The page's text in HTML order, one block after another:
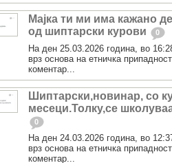
Мајка ти ми има кажано
од шиптарски курови
0
На ден 25.03.2026 година, во
врз основа на етничка
коментар...
Шиптарски,новинар, со
месеци.Толку,се
0
На ден 24.03.2026 година, во
врз основа на етничка
коментар...